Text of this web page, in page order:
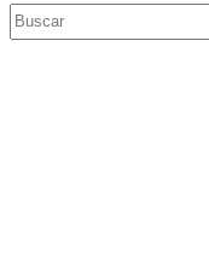
Buscar